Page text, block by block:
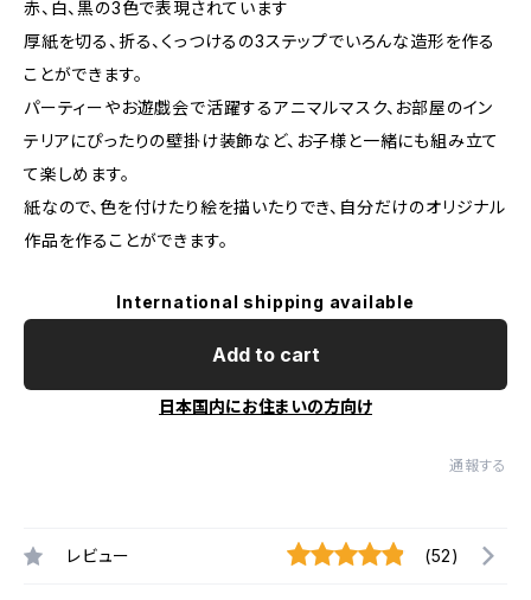
赤、白、黒の3色で表現されています
厚紙を切る、折る、くっつけるの3ステップでいろんな造形を作る
ことができます。
パーティーやお遊戯会で活躍するアニマルマスク、お部屋のイン
テリアにぴったりの壁掛け装飾など、お子様と一緒にも組み立て
て楽しめます。
紙なので、色を付けたり絵を描いたりでき、自分だけのオリジナル
作品を作ることができます。
International shipping available
Add to cart
日本国内にお住まいの方向け
通報する
レビュー (52)